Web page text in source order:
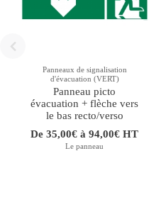
Panneaux de signalisation
d'évacuation (VERT)
Panneau picto
évacuation + flèche vers
le bas recto/verso
De 35,00€ à 94,00€ HT
Le panneau